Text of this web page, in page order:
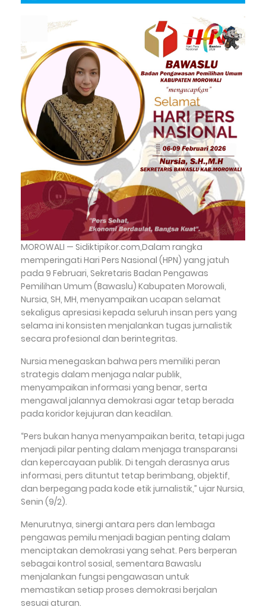
MOROWALI — Sidiktipikor.com,Dalam rangka
memperingati Hari Pers Nasional (HPN) yang jatuh
pada 9 Februari, Sekretaris Badan Pengawas
Pemilihan Umum (Bawaslu) Kabupaten Morowali,
Nursia, SH, MH, menyampaikan ucapan selamat
sekaligus apresiasi kepada seluruh insan pers yang
selama ini konsisten menjalankan tugas jurnalistik
secara profesional dan berintegritas.
Nursia menegaskan bahwa pers memiliki peran
strategis dalam menjaga nalar publik,
menyampaikan informasi yang benar, serta
mengawal jalannya demokrasi agar tetap berada
pada koridor kejujuran dan keadilan.
“Pers bukan hanya menyampaikan berita, tetapi juga
menjadi pilar penting dalam menjaga transparansi
dan kepercayaan publik. Di tengah derasnya arus
informasi, pers dituntut tetap berimbang, objektif,
dan berpegang pada kode etik jurnalistik,” ujar Nursia,
Senin (9/2).
Menurutnya, sinergi antara pers dan lembaga
pengawas pemilu menjadi bagian penting dalam
menciptakan demokrasi yang sehat. Pers berperan
sebagai kontrol sosial, sementara Bawaslu
menjalankan fungsi pengawasan untuk
memastikan setiap proses demokrasi berjalan
sesuai aturan.